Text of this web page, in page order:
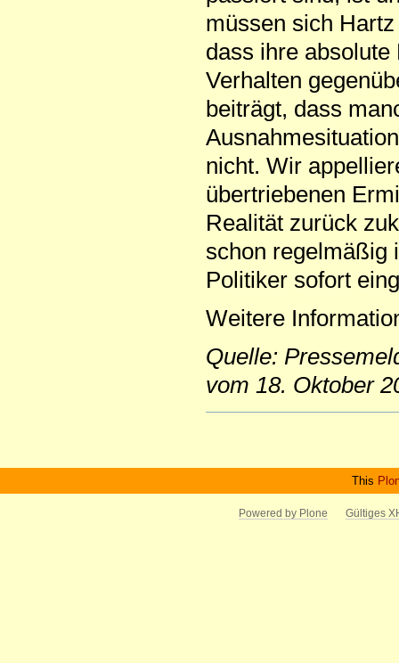
müssen sich
dass ihre
Verhalten
beiträgt, dass
nicht. Wir
übertriebenen
Realität zurück
schon regelmäßig
Politiker sofort
Weitere
Quelle:
vom 18. Oktober
This
Powered by Plone Gültiges